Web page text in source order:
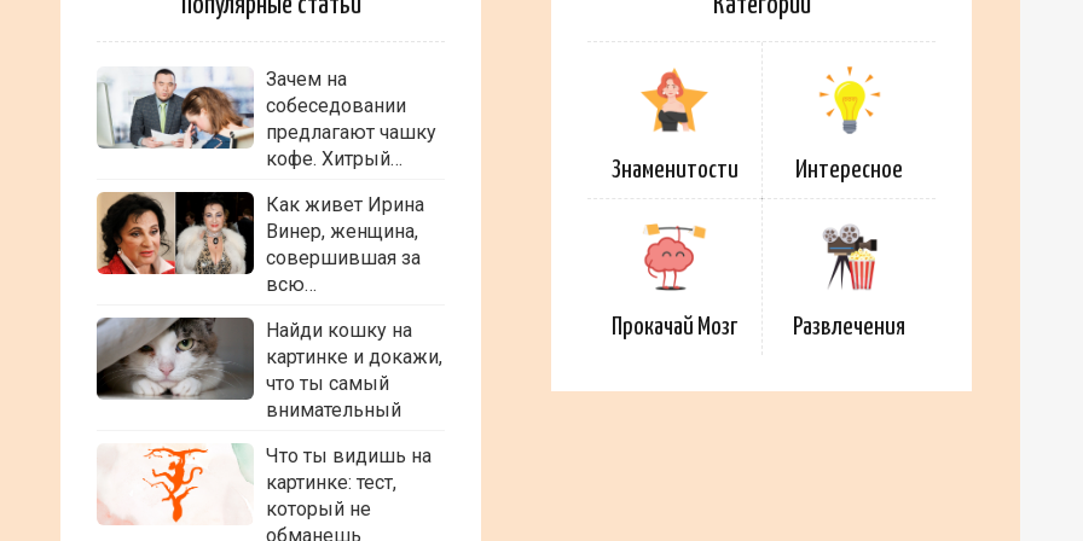
Зачем на
собеседовании
предлагают чашку
кофе. Хитрый…
Как живет Ирина
Винер, женщина,
совершившая за
всю…
Найди кошку на
картинке и докажи,
что ты самый
внимательный
Что ты видишь на
картинке: тест,
который не
обманешь
Знаменитости Интересное
Прокачай Мозг Развлечения